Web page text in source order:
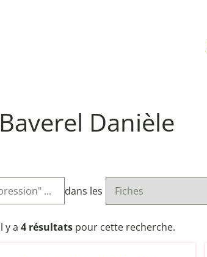
Baverel Danièle
dans les
y a 4 résultats pour cette recherche.